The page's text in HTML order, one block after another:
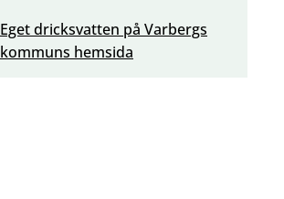
Eget dricksvatten på Varbergs
kommuns hemsida